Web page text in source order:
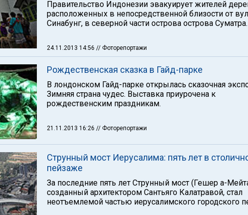
Правительство Индонезии эвакуирует жителей
расположенных в непосредственной близости от
Синабунг, в северной части острова острова Суматра.
24.11.2013 14:56 // Фоторепортажи
Рождественская сказка в Гайд-парке
В лондонском Гайд-парке открылась сказочная
Зимняя страна чудес. Выставка приурочена к
рождественским праздникам.
21.11.2013 16:26 // Фоторепортажи
Струнный мост Иерусалима: пять лет в
пейзаже
За последние пять лет Струнный мост (Гешер а-
созданный архитектором Сантьяго Калатравой, стал
неотъемлемой частью иерусалимского городского